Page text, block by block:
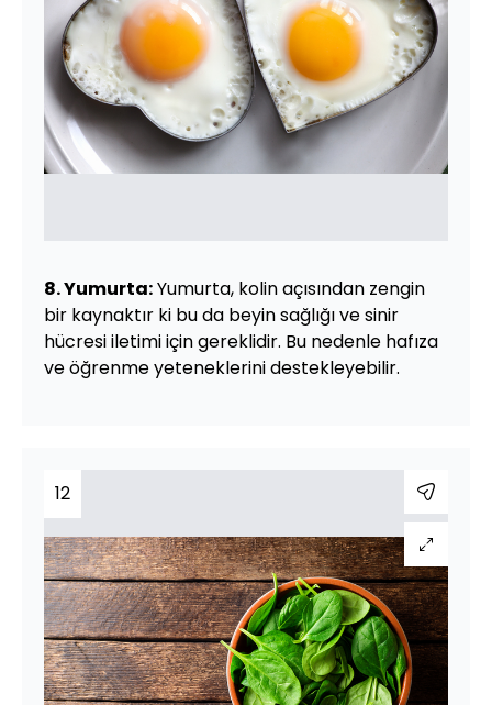
8. Yumurta:Yumurta, kolin açısından zengin
bir kaynaktır ki bu da beyin sağlığı ve sinir
hücresi iletimi için gereklidir. Bu nedenle hafıza
ve öğrenme yeteneklerini destekleyebilir.
12